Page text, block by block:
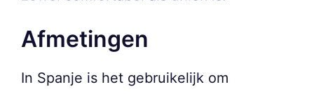
Afmetingen
In Spanje is het gebruikelijk om